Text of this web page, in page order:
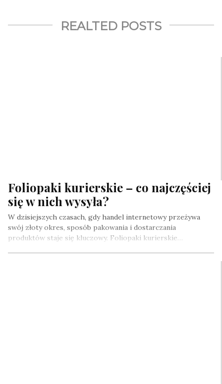
REALTED POSTS
Foliopaki kurierskie – co najczęściej
się w nich wysyła?
W dzisiejszych czasach, gdy handel internetowy przeżywa
swój złoty okres, sposób pakowania i dostarczania
produktów staje się kluczowy. Foliopaki kurierskie…